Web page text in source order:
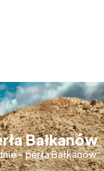
Bałkanów
– perła Bałkanów